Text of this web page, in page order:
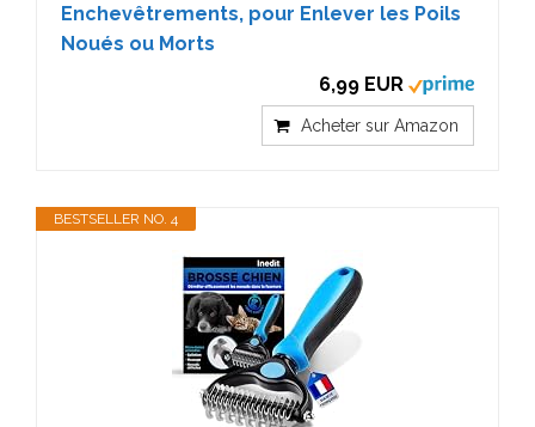
Enchevêtrements, pour Enlever les Poils
Noués ou Morts
6,99 EUR
Acheter sur Amazon
BESTSELLER NO. 4